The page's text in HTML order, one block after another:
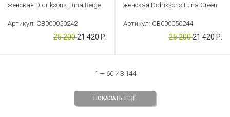
женская Didriksons Luna Beige
Артикул: CB000050242
25 20021 420 Р.
женская Didriksons Luna Green
Артикул: CB000050244
25 20021 420 Р.
1 — 60 ИЗ 144
ПОКАЗАТЬ ЕЩЁ